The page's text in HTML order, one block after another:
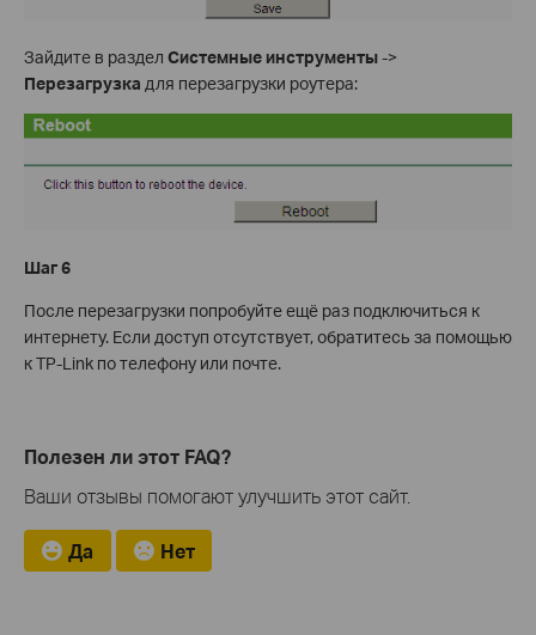
Зайдите в раздел Системные инструменты->
Перезагрузка для перезагрузки роутера:
Шаг 6
После перезагрузки попробуйте ещё раз подключиться к
интернету. Если доступ отсутствует, обратитесь за помощью
к TP-Link по телефону или почте.
Полезен ли этот FAQ?
Ваши отзывы помогают улучшить этот сайт.
Да Нет